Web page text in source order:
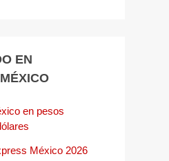
EN
en pesos
México 2026